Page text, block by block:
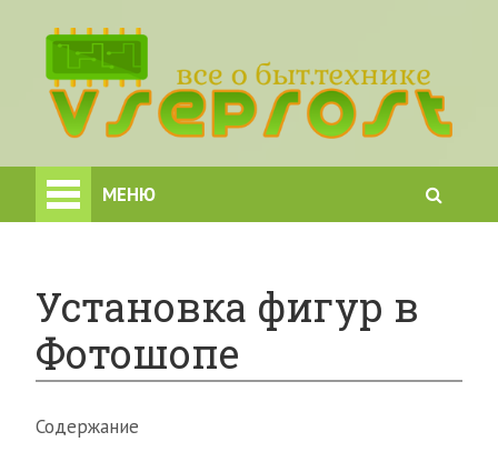
МЕНЮ
Установка фигур в
Фотошопе
Содержание